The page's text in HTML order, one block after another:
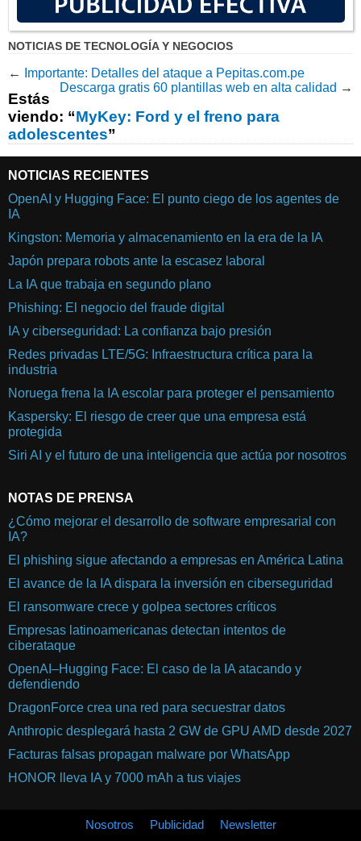
NOTICIAS DE TECNOLOGÍA Y NEGOCIOS
←
Importante: Detalles del ataque a Pepitas.com.pe
Descarga gratis 60 plantillas web en alta calidad →
Estás
viendo: “MyKey: Ford y el freno para
adolescentes”
NOTICIAS RECIENTES
OpenAI y Hugging Face: El punto ciego de los agentes de
IA
Kingston: Memoria y almacenamiento en la era de la IA
Japón prepara robots ante la escasez laboral
La IA que trabaja en segundo plano
Phishing: El negocio del fraude digital
IA y ciberseguridad: La confianza bajo presión
Redes privadas LTE/5G: Infraestructura crítica para la
industria
Noruega frena la IA escolar para proteger el pensamiento
Kaspersky: El riesgo de creer que una empresa está
protegida
Siri AI y el futuro de una inteligencia que actúa por nosotros
NOTAS DE PRENSA
¿Cómo mejorar el desarrollo de software empresarial con
IA?
El phishing sigue afectando a empresas en América Latina
El avance de la IA dispara la inversión en ciberseguridad
El ransomware crece y golpea sectores críticos
Empresas latinoamericanas detectan intentos de
ciberataque
OpenAI–Hugging Face: El caso de la IA atacando y
defendiendo
DragonForce crea una red para secuestrar datos
Anthropic desplegará hasta 2 GW de GPU AMD desde 2027
Facturas falsas propagan malware por WhatsApp
HONOR lleva IA y 7000 mAh a tus viajes
Nosotros Publicidad Newsletter